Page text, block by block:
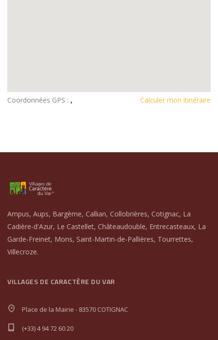
Coordonnées GPS : , Calculer mon itinéraire
Ampus, Aups, Bargème, Callian, Collobrières, Cotignac, La
Cadière-d'Azur, Le Castellet, Châteaudouble, Entrecasteaux, La
Garde-Freinet, Mons, Saint-Martin-de-Pallières, Tourrettes,
Villecroze.
VILLAGES DE CARACTÈRE DU VAR
Place de la Mairie - 83570 COTIGNAC
(+33) 4 94 72 60 20